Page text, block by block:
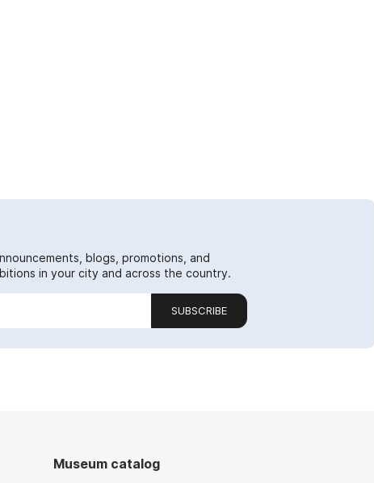
blogs, promotions, and
in your city and across the country.
SUBSCRIBE
Museum catalog